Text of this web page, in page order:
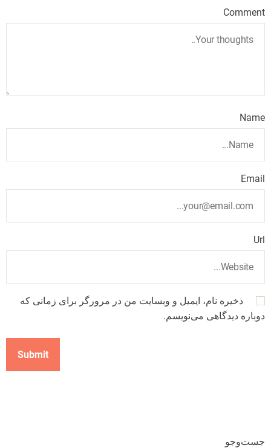
Comment
Name
Email
Url
ذخیره نام، ایمیل و وبسایت من در مرورگر برای زمانی که
دوباره دیدگاهی می‌نویسم.
جست‌وجو